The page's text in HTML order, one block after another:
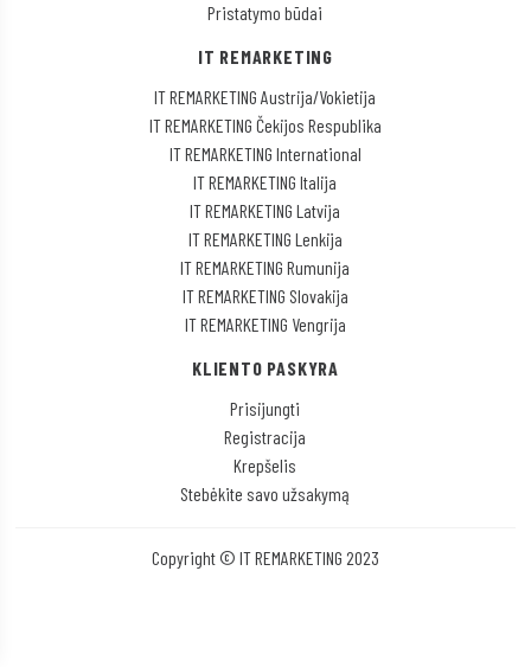
Pristatymo būdai
IT REMARKETING
IT REMARKETING Austrija/Vokietija
IT REMARKETING Čekijos Respublika
IT REMARKETING International
IT REMARKETING Italija
IT REMARKETING Latvija
IT REMARKETING Lenkija
IT REMARKETING Rumunija
IT REMARKETING Slovakija
IT REMARKETING Vengrija
KLIENTO PASKYRA
Prisijungti
Registracija
Krepšelis
Stebėkite savo užsakymą
Copyright © IT REMARKETING 2023